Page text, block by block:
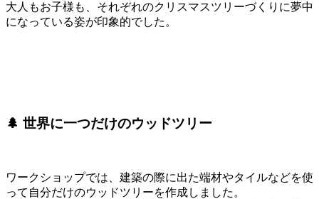
大人もお子様も、それぞれのクリスマスツリーづくりに夢中
になっている姿が印象的でした。
🌲 世界に一つだけのウッドツリー
ワークショップでは、建築の際に出た端材やタイルなどを使
って自分だけのウッドツリーを作成しました。